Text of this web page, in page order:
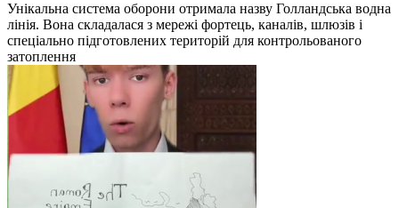
Унікальна система оборони отримала назву Голландська водна
лінія. Вона складалася з мережі фортець, каналів, шлюзів і
спеціально підготовлених територій для контрольованого
затоплення